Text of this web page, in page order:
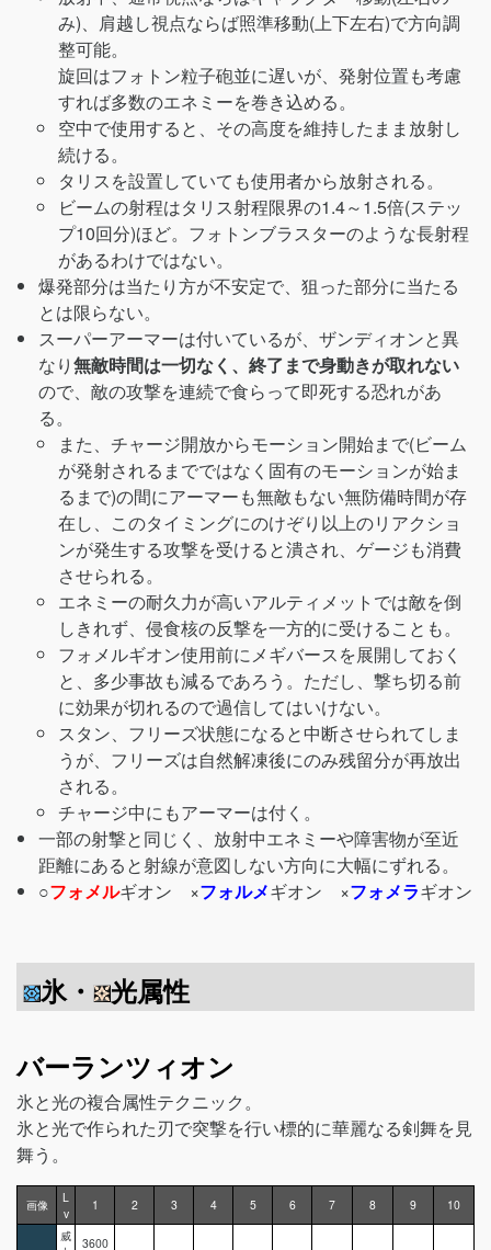
み)、肩越し視点ならば照準移動(上下左右)で方向調
整可能。
旋回はフォトン粒子砲並に遅いが、発射位置も考慮
すれば多数のエネミーを巻き込める。
空中で使用すると、その高度を維持したまま放射し
続ける。
タリスを設置していても使用者から放射される。
ビームの射程はタリス射程限界の1.4～1.5倍(ステッ
プ10回分)ほど。フォトンブラスターのような長射程
があるわけではない。
爆発部分は当たり方が不安定で、狙った部分に当たる
とは限らない。
スーパーアーマーは付いているが、ザンディオンと異
なり無敵時間は一切なく、終了まで身動きが取れない
ので、敵の攻撃を連続で食らって即死する恐れがあ
る。
また、チャージ開放からモーション開始まで(ビーム
が発射されるまでではなく固有のモーションが始ま
るまで)の間にアーマーも無敵もない無防備時間が存
在し、このタイミングにのけぞり以上のリアクショ
ンが発生する攻撃を受けると潰され、ゲージも消費
させられる。
エネミーの耐久力が高いアルティメットでは敵を倒
しきれず、侵食核の反撃を一方的に受けることも。
フォメルギオン使用前にメギバースを展開しておく
と、多少事故も減るであろう。ただし、撃ち切る前
に効果が切れるので過信してはいけない。
スタン、フリーズ状態になると中断させられてしま
うが、フリーズは自然解凍後にのみ残留分が再放出
される。
チャージ中にもアーマーは付く。
一部の射撃と同じく、放射中エネミーや障害物が至近
距離にあると射線が意図しない方向に大幅にずれる。
○フォメルギオン ×フォルメギオン ×フォメラギオン
氷・ 光属性
バーランツィオン
氷と光の複合属性テクニック。
氷と光で作られた刃で突撃を行い標的に華麗なる剣舞を見
舞う。
画像
L
v
1 2 3 4 5 6 7 8 9
10
威
3600